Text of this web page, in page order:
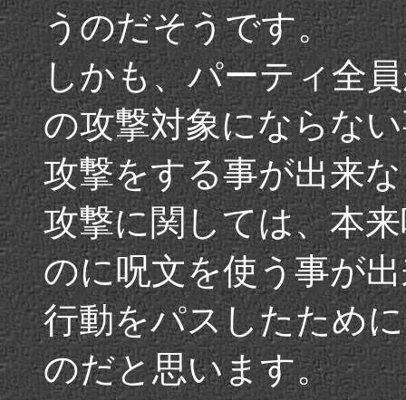
うのだそうです。
しかも、パーティ全
の攻撃対象にならな
攻撃をする事が出来
攻撃に関しては、本
のに呪文を使う事が
行動をパスしたため
のだと思います。